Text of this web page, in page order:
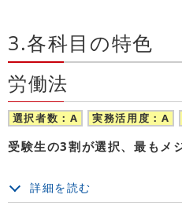
3.各科目の特色
労働法
選択者数：A 実務活用度：A
受験生の3割が選択、最もメ
詳細を読む